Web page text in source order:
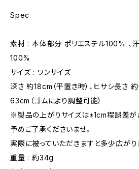
Spec
素材 : 本体部分 ポリエステル100% 、
100%
サイズ : ワンサイズ
深さ 約18cm（平置き時）、ヒサシ長さ
63cm（ゴムにより調整可能）
※製品の上がりサイズは±1cm程誤差が
予めご了承くださいませ。
実際に被っていただきますと多少広がり
重量 : 約34g